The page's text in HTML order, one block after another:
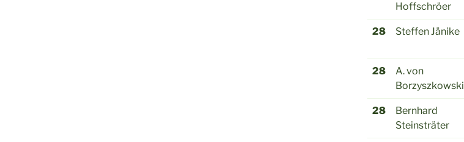
Hoffschröer
28 Steffen Jänike
28
A. von
Borzyszkowski
28
Bernhard
Steinsträter